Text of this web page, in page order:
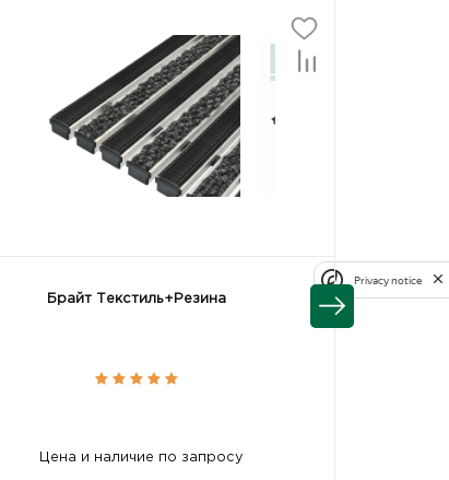
Брайт Текстиль+Резина
Цена и наличие по запросу
Privacy notice